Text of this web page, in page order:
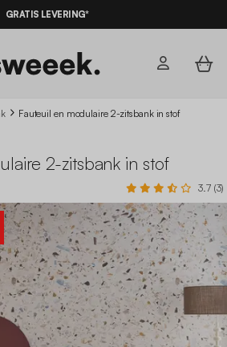
AANBIEDINGEN*MET DE CODE
GRATIS LEVERING*
Fauteuil en modulaire 2-zitsbank in stof
2-zitsbank in stof
3.7 (3)